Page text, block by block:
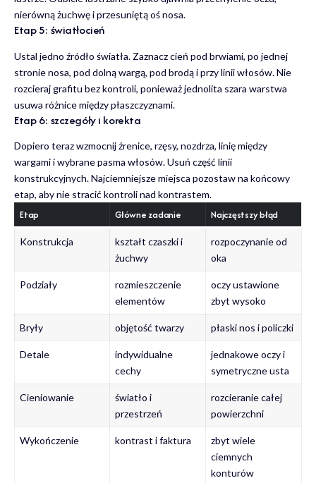
nierówną żuchwę i przesuniętą oś nosa.
Etap 5: światłocień
Ustal jedno źródło światła. Zaznacz cień pod brwiami, po jednej
stronie nosa, pod dolną wargą, pod brodą i przy linii włosów. Nie
rozcieraj grafitu bez kontroli, ponieważ jednolita szara warstwa
usuwa różnice między płaszczyznami.
Etap 6: szczegóły i korekta
Dopiero teraz wzmocnij źrenice, rzęsy, nozdrza, linię między
wargami i wybrane pasma włosów. Usuń część linii
konstrukcyjnych. Najciemniejsze miejsca pozostaw na końcowy
etap, aby nie stracić kontroli nad kontrastem.
Etap Główne zadanie Najczęstszy błąd
Konstrukcja
kształt czaszki i
żuchwy
rozpoczynanie od
oka
Podziały
rozmieszczenie
elementów
oczy ustawione
zbyt wysoko
Bryły objętość twarzy płaski nos i policzki
Detale
indywidualne
cechy
jednakowe oczy i
symetryczne usta
Cieniowanie
światło i
przestrzeń
rozcieranie całej
powierzchni
Wykończenie kontrast i faktura
zbyt wiele
ciemnych
konturów